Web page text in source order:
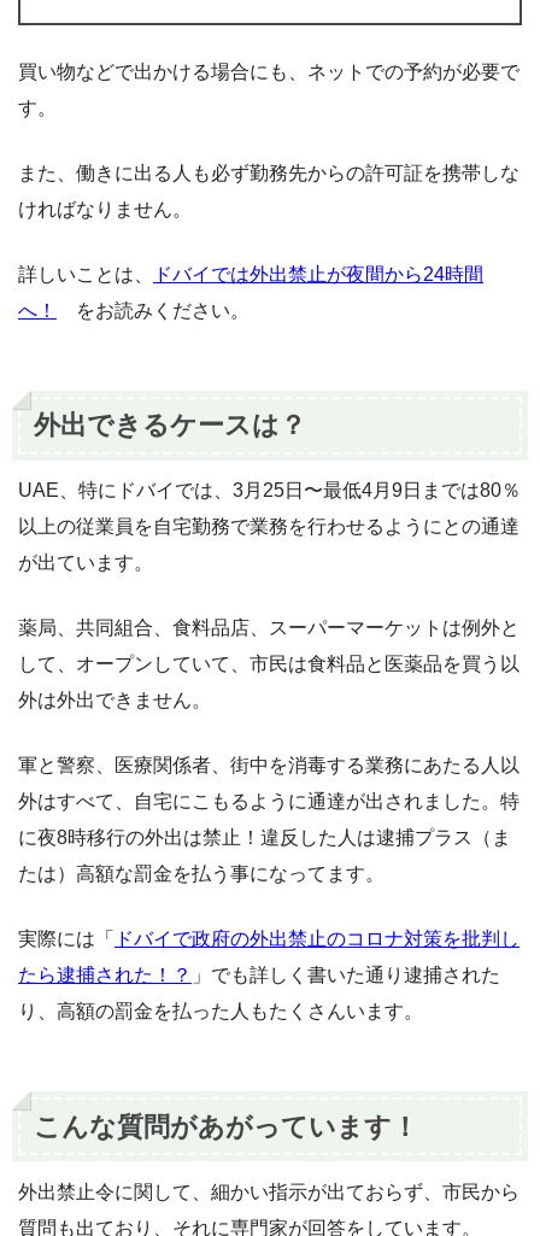
買い物などで出かける場合にも、ネットでの予約が必要で
す。
また、働きに出る人も必ず勤務先からの許可証を携帯しな
ければなりません。
詳しいことは、
ドバイでは外出禁止が夜間から24時間
へ！
をお読みください。
外出できるケースは？
UAE、特にドバイでは、3月25日〜最低4月9日までは80％
以上の従業員を自宅勤務で業務を行わせるようにとの通達
が出ています。
薬局、共同組合、食料品店、スーパーマーケットは例外と
して、オープンしていて、市民は食料品と医薬品を買う以
外は外出できません。
軍と警察、医療関係者、街中を消毒する業務にあたる人以
外はすべて、自宅にこもるように通達が出されました。特
に夜8時移行の外出は禁止！違反した人は逮捕プラス（ま
たは）高額な罰金を払う事になってます。
実際には「
ドバイで政府の外出禁止のコロナ対策を批判し
たら逮捕された！？ 」でも詳しく書いた通り逮捕された
り、高額の罰金を払った人もたくさんいます。
こんな質問があがっています！
外出禁止令に関して、細かい指示が出ておらず、市民から
質問も出ており、それに専門家が回答をしています。